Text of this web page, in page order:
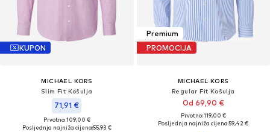
KUPON
MICHAEL KORS
Slim Fit Košulja
71,91 €
Prvotno: 109,00 €
Posljednja najniža cijena:55,93 €
Premium
PROMOCIJA
MICHAEL KORS
Regular Fit Košulja
Od 69,90 €
Prvotno: 119,00 €
Posljednja najniža cijena:59,42 €